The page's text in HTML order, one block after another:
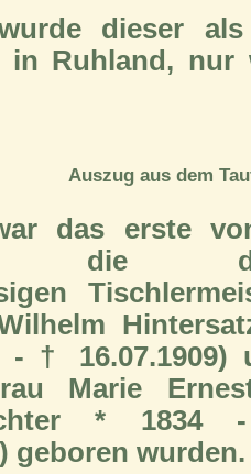
dieser
in Ruhland,
Auszug aus dem
das erste
die
- † 16.07.1909)
Marie
* 1834
geboren wurden.